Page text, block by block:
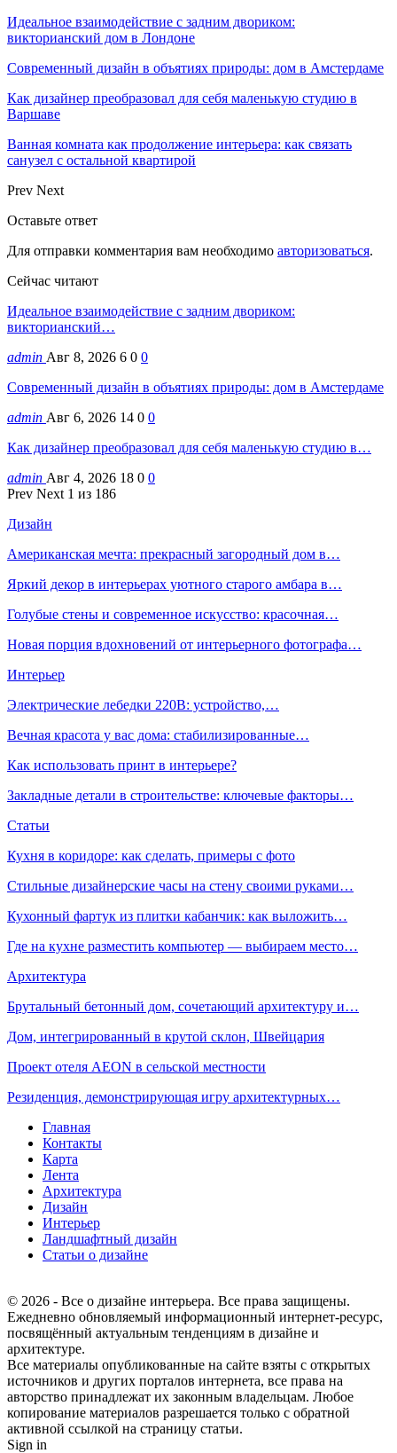
Идеальное взаимодействие с задним двориком:
викторианский дом в Лондоне
Современный дизайн в объятиях природы: дом в Амстердаме
Как дизайнер преобразовал для себя маленькую студию в
Варшаве
Ванная комната как продолжение интерьера: как связать
санузел с остальной квартирой
Prev Next
Оставьте ответ
Для отправки комментария вам необходимо авторизоваться.
Сейчас читают
Идеальное взаимодействие с задним двориком:
викторианский…
admin Авг 8, 2026 6 0 0
Современный дизайн в объятиях природы: дом в Амстердаме
admin Авг 6, 2026 14 0 0
Как дизайнер преобразовал для себя маленькую студию в…
admin Авг 4, 2026 18 0 0
Prev Next 1 из 186
Дизайн
Американская мечта: прекрасный загородный дом в…
Яркий декор в интерьерах уютного старого амбара в…
Голубые стены и современное искусство: красочная…
Новая порция вдохновений от интерьерного фотографа…
Интерьер
Электрические лебедки 220В: устройство,…
Вечная красота у вас дома: стабилизированные…
Как использовать принт в интерьере?
Закладные детали в строительстве: ключевые факторы…
Статьи
Кухня в коридоре: как сделать, примеры с фото
Стильные дизайнерские часы на стену своими руками…
Кухонный фартук из плитки кабанчик: как выложить…
Где на кухне разместить компьютер — выбираем место…
Архитектура
Брутальный бетонный дом, сочетающий архитектуру и…
Дом, интегрированный в крутой склон, Швейцария
Проект отеля AEON в сельской местности
Резиденция, демонстрирующая игру архитектурных…
Главная
Контакты
Карта
Лента
Архитектура
Дизайн
Интерьер
Ландшафтный дизайн
Статьи о дизайне
© 2026 - Все о дизайне интерьера. Все права защищены.
Ежедневно обновляемый информационный интернет-ресурс,
посвящённый актуальным тенденциям в дизайне и
архитектуре.
Все материалы опубликованные на сайте взяты с открытых
источников и других порталов интернета, все права на
авторство принадлежат их законным владельцам. Любое
копирование материалов разрешается только с обратной
активной ссылкой на страницу статьи.
Sign in